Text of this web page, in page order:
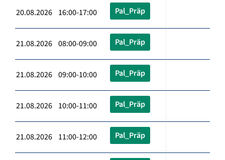
20.08.2026 16:00-17:00 Pal_Präp
21.08.2026 08:00-09:00 Pal_Präp
21.08.2026 09:00-10:00 Pal_Präp
21.08.2026 10:00-11:00 Pal_Präp
21.08.2026 11:00-12:00 Pal_Präp